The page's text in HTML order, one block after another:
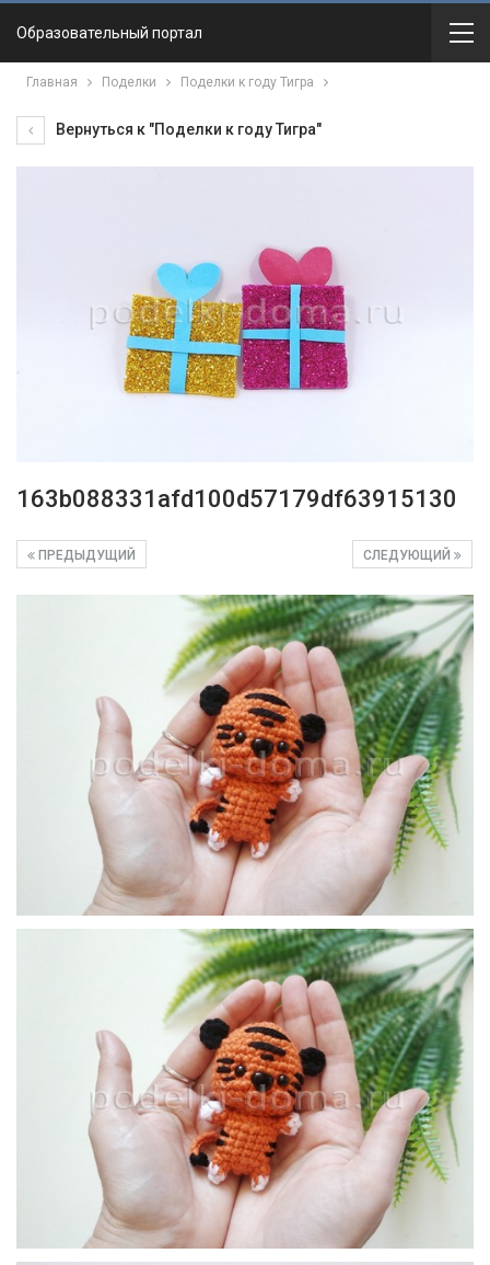
Образовательный портал
Главная Поделки Поделки к году Тигра
Вернуться к "Поделки к году Тигра"
163b088331afd100d57179df63915130
СЛЕДУЮЩИЙ
ПРЕДЫДУЩИЙ